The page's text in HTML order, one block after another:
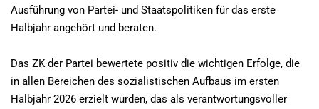
Ausführung von Partei- und Staatspolitiken für das erste
Halbjahr angehört und beraten.
Das ZK der Partei bewertete positiv die wichtigen Erfolge, die
in allen Bereichen des sozialistischen Aufbaus im ersten
Halbjahr 2026 erzielt wurden, das als verantwortungsvoller